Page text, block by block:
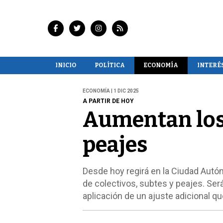
INICIO POLÍTICA ECONOMÍA
ECONOMÍA | 1 DIC 2025
A PARTIR DE HOY
Aumentan
peajes
Desde hoy regirá en la Ciudad
de colectivos, subtes y peajes.
aplicación de un ajuste adicional